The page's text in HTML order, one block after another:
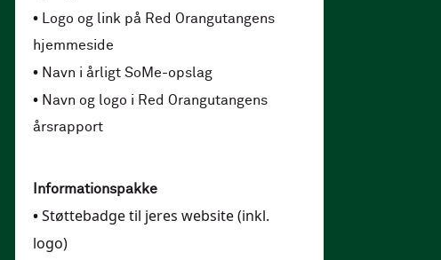
•
Logo og link på Red Orangutangens
hjemmeside
• Navn i årligt SoMe-opslag
• Navn og logo i Red Orangutangens
årsrapport
Informationspakke
•Støttebadge til jeres website (inkl.
logo)